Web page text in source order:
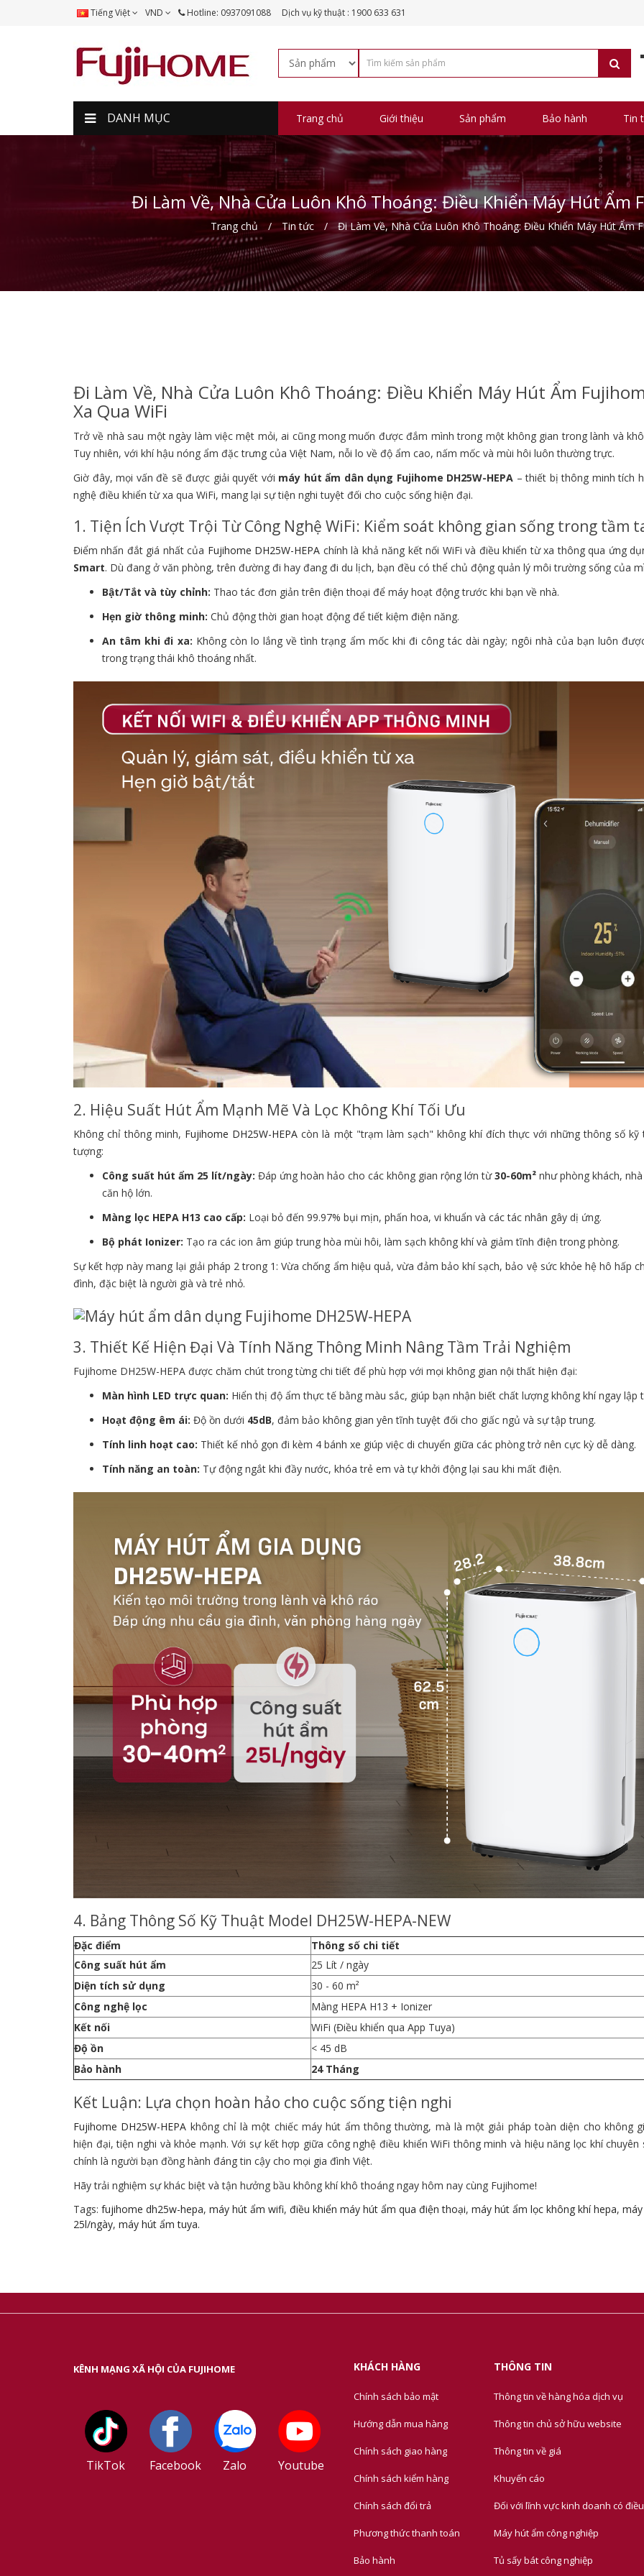
Tiếng Việt VND Hotline: 0937091088 Dịch vụ kỹ thuật : 1900 633 631
DANH MỤC Trang chủ Giới thiệu Sản phẩm Bảo hành Tin
Đi Làm Về, Nhà Cửa Luôn Khô Thoáng: Điều Khiển Máy Hút Ẩm
Trang chủ Tin tức Đi Làm Về, Nhà Cửa Luôn Khô Thoáng: Điều Khiển Máy Hút Ẩm
Đi Làm Về, Nhà Cửa Luôn Khô Thoáng: Điều Khiển Máy Hút Ẩm
Xa Qua WiFi
Trở về nhà sau một ngày làm việc mệt mỏi, ai cũng mong muốn được đắm mình trong một không gian trong lành và
Tuy nhiên, với khí hậu nóng ẩm đặc trưng của Việt Nam, nỗi lo về độ ẩm cao, nấm mốc và mùi hôi luôn thường trực.
Giờ đây, mọi vấn đề sẽ được giải quyết với máy hút ẩm dân dụng Fujihome DH25W-HEPA – thiết bị thông minh tích
nghệ điều khiển từ xa qua WiFi, mang lại sự tiện nghi tuyệt đối cho cuộc sống hiện đại.
1. Tiện Ích Vượt Trội Từ Công Nghệ WiFi: Kiểm soát không gian sống trong tầm
Điểm nhấn đắt giá nhất của Fujihome DH25W-HEPA chính là khả năng kết nối WiFi và điều khiển từ xa thông qua ứng
Smart. Dù đang ở văn phòng, trên đường đi hay đang đi du lịch, bạn đều có thể chủ động quản lý môi trường sống của
Bật/Tắt và tùy chỉnh: Thao tác đơn giản trên điện thoại để máy hoạt động trước khi bạn về nhà.
Hẹn giờ thông minh: Chủ động thời gian hoạt động để tiết kiệm điện năng.
An tâm khi đi xa: Không còn lo lắng về tình trạng ẩm mốc khi đi công tác dài ngày; ngôi nhà của bạn luôn
trong trạng thái khô thoáng nhất.
2. Hiệu Suất Hút Ẩm Mạnh Mẽ Và Lọc Không Khí Tối Ưu
Không chỉ thông minh, Fujihome DH25W-HEPA còn là một "trạm làm sạch" không khí đích thực với những thông số kỹ
tượng:
Công suất hút ẩm 25 lít/ngày: Đáp ứng hoàn hảo cho các không gian rộng lớn từ30-60m² như phòng khách,
căn hộ lớn.
Màng lọc HEPA H13 cao cấp: Loại bỏ đến 99.97% bụi mịn, phấn hoa, vi khuẩn và các tác nhân gây dị ứng.
Bộ phát Ionizer: Tạo ra các ion âm giúp trung hòa mùi hôi, làm sạch không khí và giảm tĩnh điện trong phòng.
Sự kết hợp này mang lại giải pháp 2 trong 1: Vừa chống ẩm hiệu quả, vừa đảm bảo khí sạch, bảo vệ sức khỏe hệ hô hấp
đình, đặc biệt là người già và trẻ nhỏ.
3. Thiết Kế Hiện Đại Và Tính Năng Thông Minh Nâng Tầm Trải Nghiệm
Fujihome DH25W-HEPA được chăm chút trong từng chi tiết để phù hợp với mọi không gian nội thất hiện đại:
Màn hình LED trực quan: Hiển thị độ ẩm thực tế bằng màu sắc, giúp bạn nhận biết chất lượng không khí ngay lập
Hoạt động êm ái: Độ ồn dưới 45dB, đảm bảo không gian yên tĩnh tuyệt đối cho giấc ngủ và sự tập trung.
Tính linh hoạt cao: Thiết kế nhỏ gọn đi kèm 4 bánh xe giúp việc di chuyển giữa các phòng trở nên cực kỳ dễ dàng.
Tính năng an toàn: Tự động ngắt khi đầy nước, khóa trẻ em và tự khởi động lại sau khi mất điện.
4. Bảng Thông Số Kỹ Thuật Model DH25W-HEPA-NEW
Đặc điểm
Thông số chi tiết
Công suất hút ẩm
25 Lít / ngày
Diện tích sử dụng
30 - 60 m²
Công nghệ lọc
Màng HEPA H13 + Ionizer
Kết nối
WiFi (Điều khiển qua App Tuya)
Độ ồn
< 45 dB
Bảo hành
24 Tháng
Kết Luận: Lựa chọn hoàn hảo cho cuộc sống tiện nghi
Fujihome DH25W-HEPA không chỉ là một chiếc máy hút ẩm thông thường, mà là một giải pháp toàn diện cho không
hiện đại, tiện nghi và khỏe mạnh. Với sự kết hợp giữa công nghệ điều khiển WiFi thông minh và hiệu năng lọc khí chuyên
chính là người bạn đồng hành đáng tin cậy cho mọi gia đình Việt.
Hãy trải nghiệm sự khác biệt và tận hưởng bầu không khí khô thoáng ngay hôm nay cùng Fujihome!
Tags: fujihome dh25w-hepa, máy hút ẩm wifi, điều khiển máy hút ẩm qua điện thoại, máy hút ẩm lọc không khí hepa,
25l/ngày, máy hút ẩm tuya.
KÊNH MẠNG XÃ HỘI CỦA FUJIHOME
TikTok Facebook Zalo Youtube
KHÁCH HÀNG
Chính sách bảo mật
Hướng dẫn mua hàng
Chính sách giao hàng
Chính sách kiểm hàng
Chính sách đổi trả
Phương thức thanh toán
Bảo hành
THÔNG TIN
Thông tin về hàng hóa dịch vụ
Thông tin chủ sở hữu website
Thông tin về giá
Khuyến cáo
Đối với lĩnh vực kinh doanh có
Máy hút ẩm công nghiệp
Tủ sấy bát công nghiệp